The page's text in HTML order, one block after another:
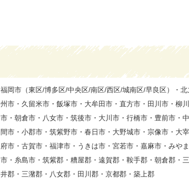
福岡市（東区/博多区/中央区/南区/西区/城南区/早良区）・北
州市・久留米市・飯塚市・大牟田市・直方市・田川市・柳川
市・朝倉市・八女市・筑後市・大川市・行橋市・豊前市・中
間市・小郡市・筑紫野市・春日市・大野城市・宗像市・大宰
府市・古賀市・福津市・うきは市・宮若市・嘉麻市・みやま
市・糸島市・筑紫郡・糟屋郡・遠賀郡・鞍手郡・朝倉郡・三
井郡・三潴郡・八女郡・田川郡・京都郡・築上郡